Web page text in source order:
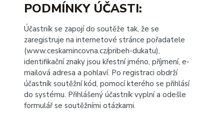
PODMÍNKY ÚČASTI:
Účastník se zapojí do soutěže tak, že se
zaregistruje na internetové stránce pořadatele
(www.ceskamincovna.cz/pribeh-dukatu),
identifikační znaky jsou křestní jméno, příjmení, e-
mailová adresa a pohlaví. Po registraci obdrží
účastník soutěžní kód, pomocí kterého se přihlásí
do systému. Přihlášený účastník vyplní a odešle
formulář se soutěžními otázkami.